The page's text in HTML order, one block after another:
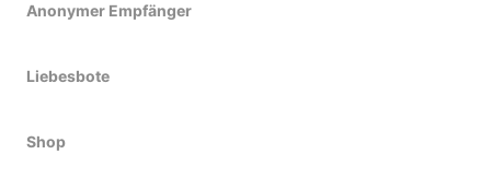
Anonymer Empfänger
Liebesbote
Shop